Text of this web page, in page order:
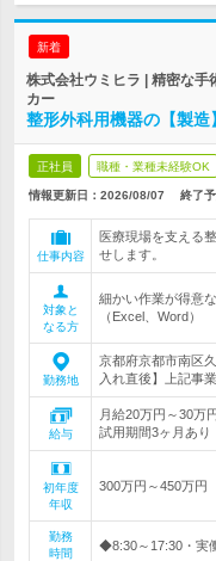
新着
株式会社ウミヒラ | 精密な
カー
整形外科用機器の【製
正社員 職種・業種未経験OK
情報更新日：2026/08/07 終了予
仕事内容
医療現場を支える
せします。
対象と
なる方
細かい作業が得意
（Excel、Word）
勤務地
京都府京都市南区
入れ直後】上記事
給与
月給20万円～30
試用期間3ヶ月あり
初年度
年収
300万円～450万円
勤務
時間
◆8:30～17:30・実